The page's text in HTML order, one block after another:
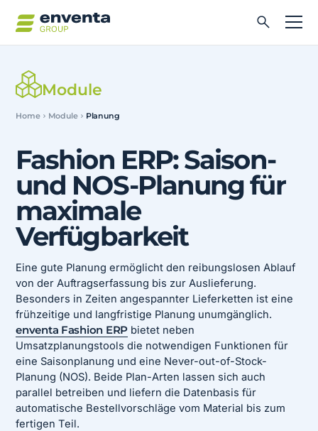
Module
Home Module Planung
Fashion ERP: Saison-
und NOS-Planung für
maximale
Verfügbarkeit
Eine gute Planung ermöglicht den reibungslosen Ablauf
von der Auftragserfassung bis zur Auslieferung.
Besonders in Zeiten angespannter Lieferketten ist eine
frühzeitige und langfristige Planung unumgänglich.
enventa Fashion ERP bietet neben
Umsatzplanungstools die notwendigen Funktionen für
eine Saisonplanung und eine Never-out-of-Stock-
Planung (NOS). Beide Plan-Arten lassen sich auch
parallel betreiben und liefern die Datenbasis für
automatische Bestellvorschläge vom Material bis zum
fertigen Teil.